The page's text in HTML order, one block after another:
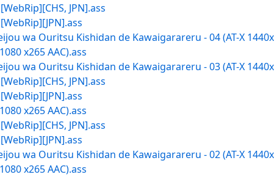
JPN].ass
wa Ouritsu Kishidan de Kawaigarareru - 04 (AT-X
x265 AAC).ass
wa Ouritsu Kishidan de Kawaigarareru - 03 (AT-X
JPN].ass
x265 AAC).ass
JPN].ass
wa Ouritsu Kishidan de Kawaigarareru - 02 (AT-X
x265 AAC).ass